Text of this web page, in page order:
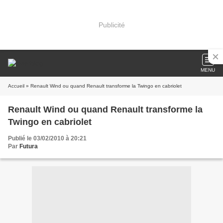
Publicité
MENU
Accueil » Renault Wind ou quand Renault transforme la Twingo en cabriolet
Renault Wind ou quand Renault transforme la
Twingo en cabriolet
Publié le 03/02/2010 à 20:21
Par Futura